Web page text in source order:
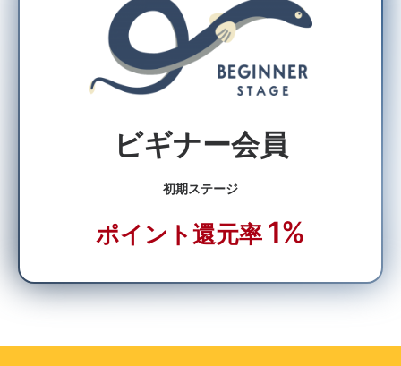
ビギナー会員
初期ステージ
ポイント還元率 1%